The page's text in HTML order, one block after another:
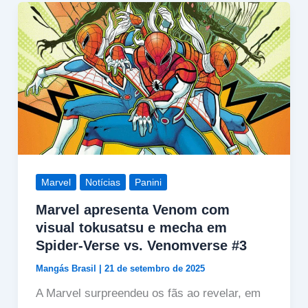
Marvel Notícias Panini
Marvel apresenta Venom com
visual tokusatsu e mecha em
Spider-Verse vs. Venomverse #3
Mangás Brasil 21 de setembro de 2025
A Marvel surpreendeu os fãs ao revelar, em